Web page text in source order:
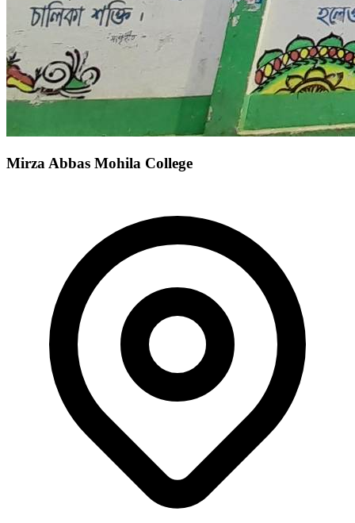
Mirza Abbas Mohila College